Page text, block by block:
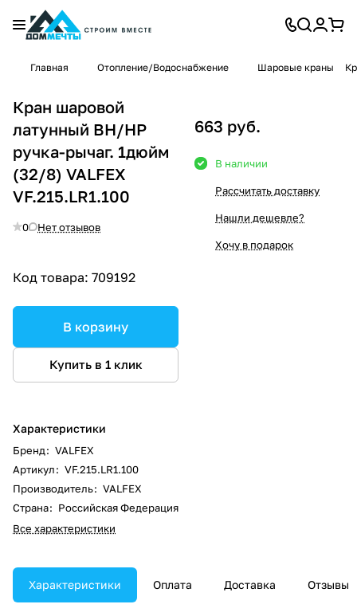
Главная Отопление/Водоснабжение Шаровые краны
Кран шаровой
латунный ВН/НР
ручка-рычаг. 1дюйм
(32/8) VALFEX
VF.215.LR1.100
0 Нет отзывов
Код товара: 709192
В корзину
Купить в 1 клик
Характеристики
Бренд: VALFEX
Артикул: VF.215.LR1.100
Производитель: VALFEX
Страна: Российская Федерация
Все характеристики
663 руб.
В наличии
Рассчитать доставку
Нашли дешевле?
Хочу в подарок
Характеристики Оплата Доставка Отзывы